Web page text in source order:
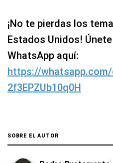
¡No te pierdas los
Estados Unidos!
WhatsApp aquí:
https://
2f3EPZUb10q0H
SOBRE EL AUTOR